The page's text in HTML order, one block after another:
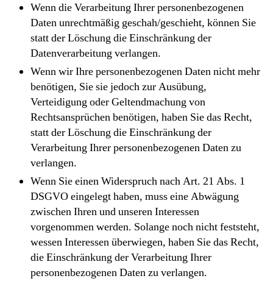
Wenn die Verarbeitung Ihrer personenbezogenen
Daten unrechtmäßig geschah/geschieht, können Sie
statt der Löschung die Einschränkung der
Datenverarbeitung verlangen.
Wenn wir Ihre personenbezogenen Daten nicht mehr
benötigen, Sie sie jedoch zur Ausübung,
Verteidigung oder Geltendmachung von
Rechtsansprüchen benötigen, haben Sie das Recht,
statt der Löschung die Einschränkung der
Verarbeitung Ihrer personenbezogenen Daten zu
verlangen.
Wenn Sie einen Widerspruch nach Art. 21 Abs. 1
DSGVO eingelegt haben, muss eine Abwägung
zwischen Ihren und unseren Interessen
vorgenommen werden. Solange noch nicht feststeht,
wessen Interessen überwiegen, haben Sie das Recht,
die Einschränkung der Verarbeitung Ihrer
personenbezogenen Daten zu verlangen.